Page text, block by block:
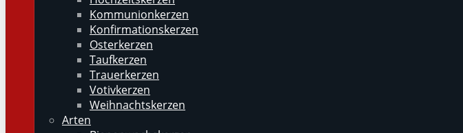
Kommunionkerzen
Konfirmationskerzen
Osterkerzen
Taufkerzen
Trauerkerzen
Votivkerzen
Weihnachtskerzen
Arten